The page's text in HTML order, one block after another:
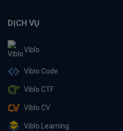
DỊCH VỤ
Viblo
Viblo Code
Viblo CTF
Viblo CV
Viblo Learning